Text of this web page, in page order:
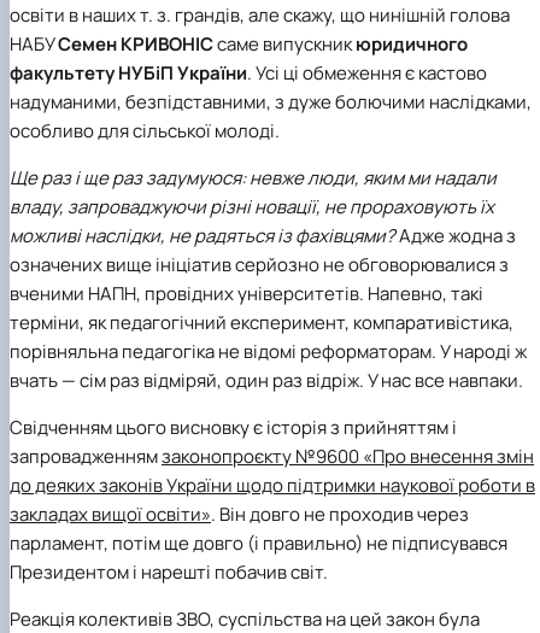
освіти в наших т. з. грандів, але скажу, що нинішній голова
НАБУСемен КРИВОНІСсаме випускникюридичного
факультетуНУБіП України. Усі ці обмеження є кастово
надуманими, безпідставними, з дуже болючими наслідками,
особливо для сільської молоді.
Ще раз і ще раз задумуюся: невже люди, яким ми надали
владу, запроваджуючи різні новації, не прораховують їх
можливі наслідки, не радяться із фахівцями?Адже жодна з
означених вище ініціатив серйозно не обговорювалися з
вченими НАПН, провідних університетів. Напевно, такі
терміни, як педагогічний експеримент, компаративістика,
порівняльна педагогіка не відомі реформаторам. У народі ж
вчать — сім раз відміряй, один раз відріж. У нас все навпаки.
Свідченням цього висновку є історія з прийняттям і
запровадженнямзаконопроєкту №9600 «Про внесення змін
до деяких законів України щодо підтримки наукової роботи в
закладах вищої освіти». Він довго не проходив через
парламент, потім ще довго (і правильно) не підписувався
Президентом і нарешті побачив світ.
Реакція колективів ЗВО, суспільства на цей закон була